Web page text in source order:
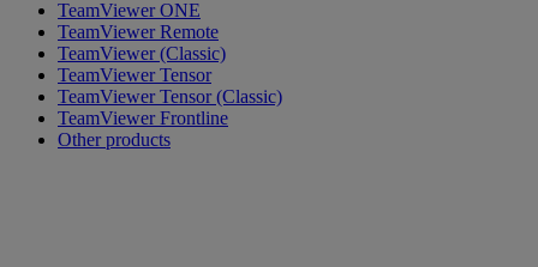
TeamViewer ONE
TeamViewer Remote
TeamViewer (Classic)
TeamViewer Tensor
TeamViewer Tensor (Classic)
TeamViewer Frontline
Other products